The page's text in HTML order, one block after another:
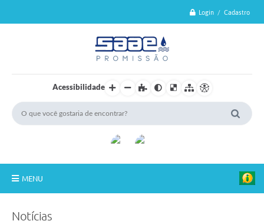
Login / Cadastro
Acessibilidade
MENU
Notícias